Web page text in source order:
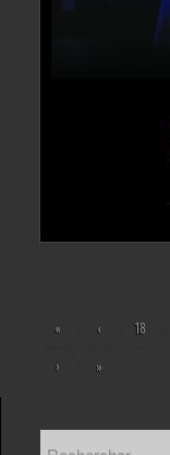
« ‹ 18
› »